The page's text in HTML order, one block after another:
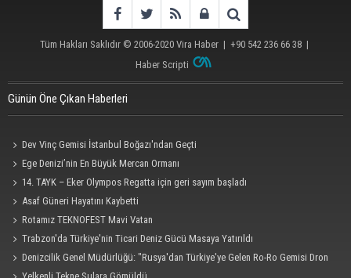
Tüm Hakları Saklıdır © 2006-2020 Vira Haber | +90 542 236 66 38 |
Haber Scripti
Günün Öne Çıkan Haberleri
Dev Vinç Gemisi İstanbul Boğazı'ndan Geçti
Ege Denizi’nin En Büyük Mercan Ormanı
14. TAYK – Eker Olympos Regatta için geri sayım başladı
Asaf Güneri Hayatını Kaybetti
Rotamız TEKNOFEST Mavi Vatan
Trabzon'da Türkiye'nin Ticari Deniz Gücü Masaya Yatırıldı
Denizcilik Genel Müdürlüğü: "Rusya'dan Türkiye'ye Gelen Ro-Ro Gemisi Dron